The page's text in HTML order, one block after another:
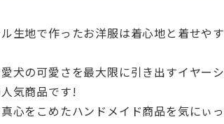
生地で作ったお洋服は着心地と着せやす
犬の可愛さを最大限に引き出すイヤーシ
気商品です!
心をこめたハンドメイド商品を気にぃっ